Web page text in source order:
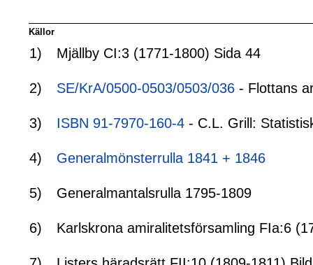
Källor
1) Mjällby CI:3 (1771-1800) Sida 44
2) SE/KrA/0500-0503/0503/036 - Flottans
3) ISBN 91-7970-160-4 - C.L. Grill:
4) Generalmönsterrulla 1841 + 1846
5) Generalmantalsrulla 1795-1809
6) Karlskrona amiralitetsförsamling FIa:6